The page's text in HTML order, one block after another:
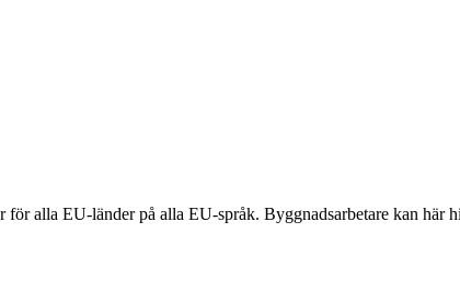
alla EU-länder på alla EU-språk. Byggnadsarbetare kan här